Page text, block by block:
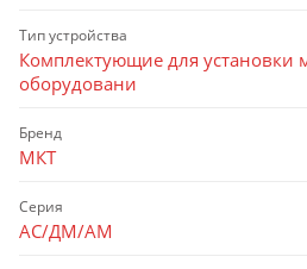
Тип устройства
Комплектующие для установки
оборудовани
Бренд
МКТ
Серия
АС/ДМ/АМ